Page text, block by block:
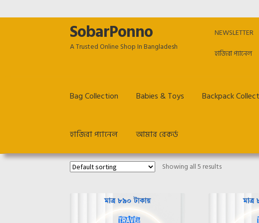
Skip
to
navigation
Skip
to
content
SobarPonno
A Trusted Online Shop In Bangladesh
NEWSLETTER
হাজিরা প্যানেল
Bag Collection Babies & Toys Backpack
হাজিরা প্যানেল আমার রেকর্ড
HomeCartCheckout Employee DashboardHome of
Return & Refund policy
Showing all 5 results